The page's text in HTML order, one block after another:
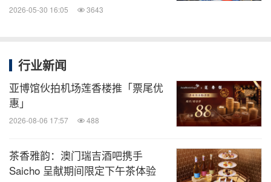
分享到：
2026-05-30 16:05 3643
行业新闻
亚博馆伙拍机场莲香楼推「票尾优
惠」
2026-08-06 17:57 488
茶香雅韵：澳门瑞吉酒吧携手
Saicho 呈献期间限定下午茶体验